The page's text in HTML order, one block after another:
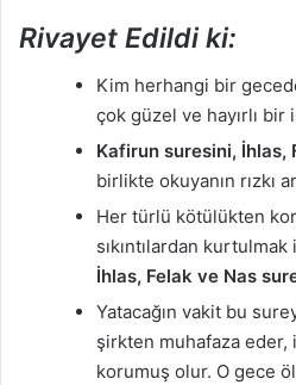
Rivayet Edildi ki:
Kim herhangi bir
çok güzel ve hayırlı bir
Kafirun suresini, İhlas,
birlikte okuyanın rızkı
Her türlü kötülükten
sıkıntılardan
İhlas, Felak ve Nas
Yatacağın vakit bu
şirkten muhafaza eder,
korumuş olur. O gece